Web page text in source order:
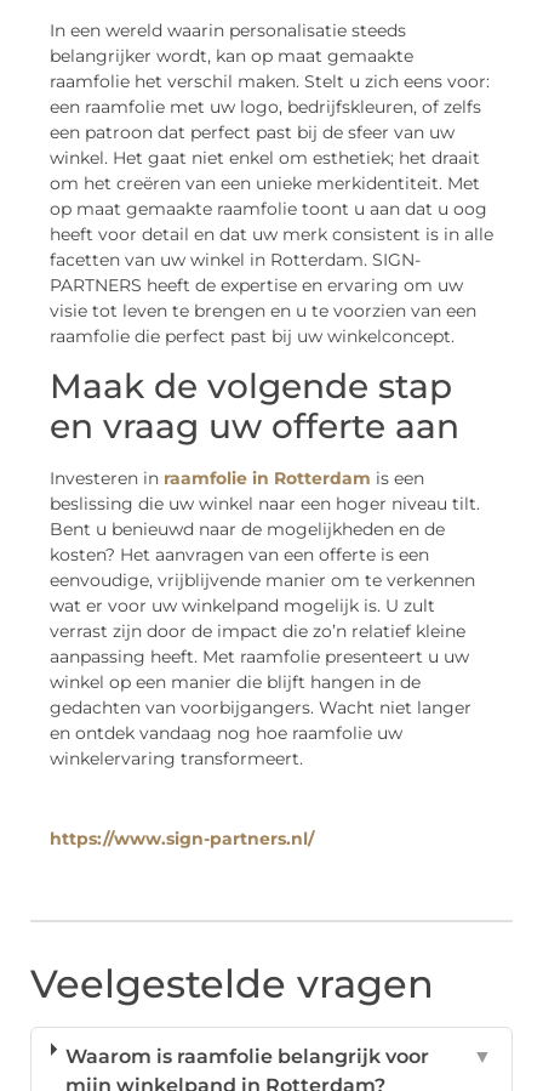
In een wereld waarin personalisatie steeds
belangrijker wordt, kan op maat gemaakte
raamfolie het verschil maken. Stelt u zich eens voor:
een raamfolie met uw logo, bedrijfskleuren, of zelfs
een patroon dat perfect past bij de sfeer van uw
winkel. Het gaat niet enkel om esthetiek; het draait
om het creëren van een unieke merkidentiteit. Met
op maat gemaakte raamfolie toont u aan dat u oog
heeft voor detail en dat uw merk consistent is in alle
facetten van uw winkel in Rotterdam. SIGN-
PARTNERS heeft de expertise en ervaring om uw
visie tot leven te brengen en u te voorzien van een
raamfolie die perfect past bij uw winkelconcept.
Maak de volgende stap
en vraag uw offerte aan
Investeren in raamfolie in Rotterdam is een
beslissing die uw winkel naar een hoger niveau tilt.
Bent u benieuwd naar de mogelijkheden en de
kosten? Het aanvragen van een offerte is een
eenvoudige, vrijblijvende manier om te verkennen
wat er voor uw winkelpand mogelijk is. U zult
verrast zijn door de impact die zo’n relatief kleine
aanpassing heeft. Met raamfolie presenteert u uw
winkel op een manier die blijft hangen in de
gedachten van voorbijgangers. Wacht niet langer
en ontdek vandaag nog hoe raamfolie uw
winkelervaring transformeert.
https://www.sign-partners.nl/
Veelgestelde vragen
Waarom is raamfolie belangrijk voor
mijn winkelpand in Rotterdam?
▼